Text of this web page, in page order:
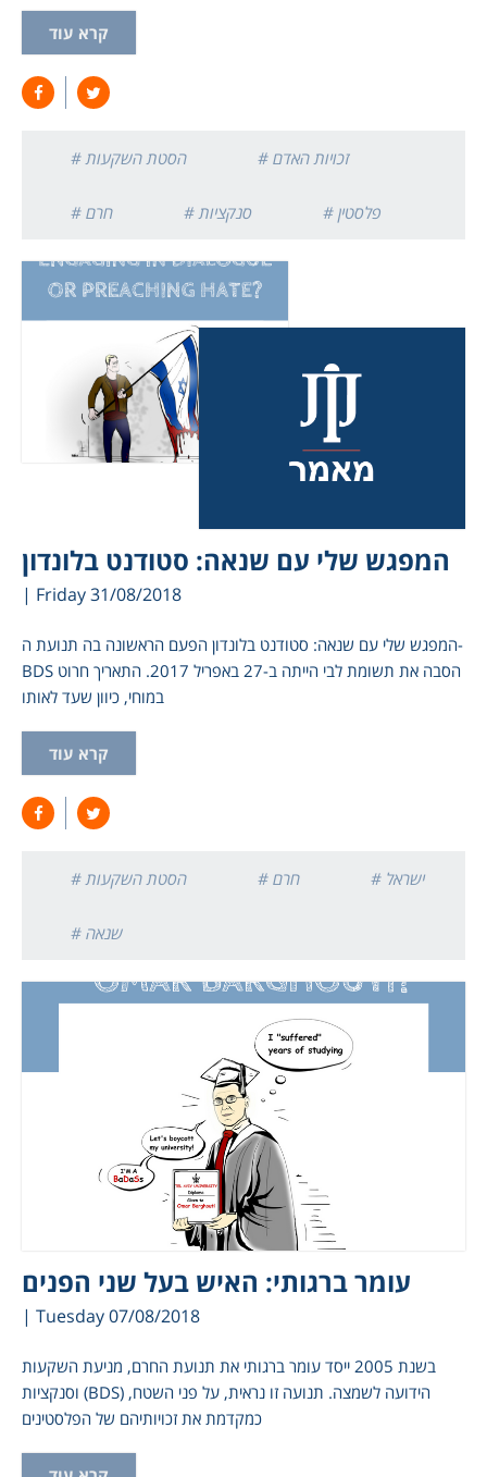
קרא עוד
# הסטת השקעות # זכויות האדם
# חרם # סנקציות # פלסטין
המפגש שלי עם שנאה: סטודנט בלונדון
| Friday 31/08/2018
המפגש שלי עם שנאה: סטודנט בלונדון הפעם הראשונה בה תנועת ה-
BDS הסבה את תשומת לבי הייתה ב-27 באפריל 2017. התאריך חרוט
במוחי, כיוון שעד לאותו
קרא עוד
# הסטת השקעות # חרם # ישראל
# שנאה
עומר ברגותי: האיש בעל שני הפנים
| Tuesday 07/08/2018
בשנת 2005 ייסד עומר ברגותי את תנועת החרם, מניעת השקעות
וסנקציות (BDS) הידועה לשמצה. תנועה זו נראית, על פני השטח,
כמקדמת את זכויותיהם של הפלסטינים